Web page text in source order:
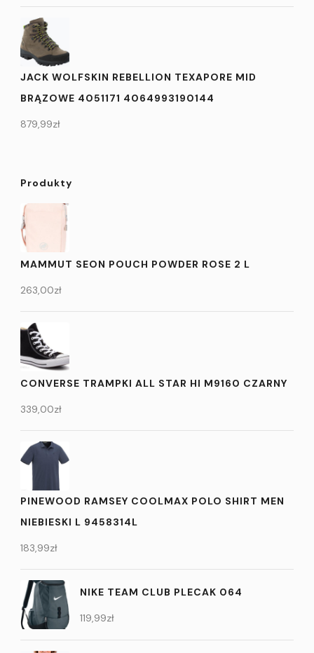
JACK WOLFSKIN REBELLION TEXAPORE MID
BRĄZOWE 4051171 4064993190144
879,99zł
Produkty
MAMMUT SEON POUCH POWDER ROSE 2 L
263,00zł
CONVERSE TRAMPKI ALL STAR HI M9160 CZARNY
339,00zł
PINEWOOD RAMSEY COOLMAX POLO SHIRT MEN
NIEBIESKI L 9458314L
183,99zł
NIKE TEAM CLUB PLECAK 064
119,99zł